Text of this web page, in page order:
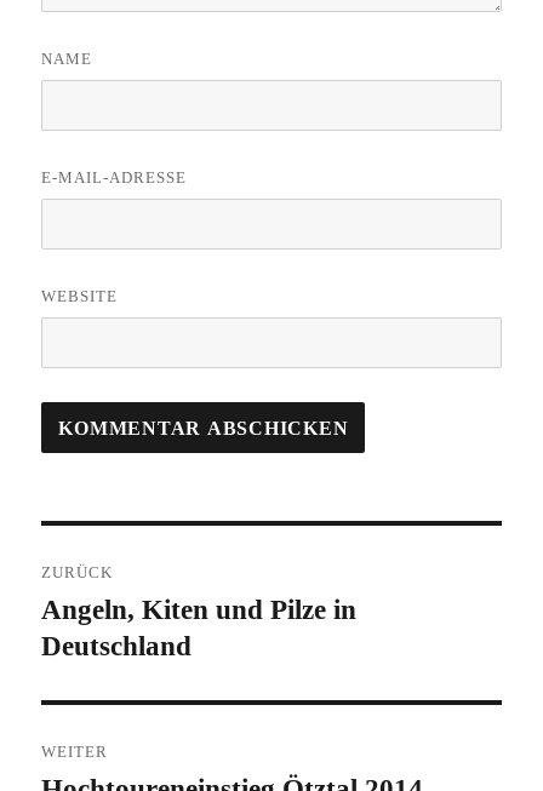
NAME
E-MAIL-ADRESSE
WEBSITE
ZURÜCK
Vorheriger
Beitrag:
Angeln, Kiten und Pilze in
Deutschland
WEITER